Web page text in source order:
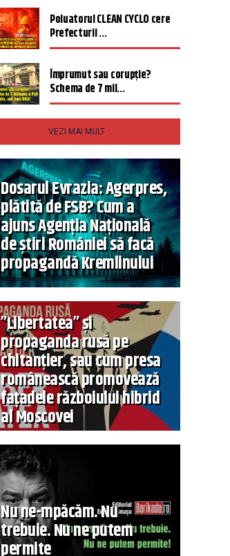
Poluatorul CLEAN CYCLO cere
Prefecturii ...
Împrumut sau corupție?
Schema de 7 mil...
VEZI MAI MULT
Dosarul Evrazia: Agerpres,
plătită de FSB? Cum a
ajuns Agenția Națională
de știri României să facă
propagandă Kremlinului
”Libertatea” și
propaganda rusă pe
chitanțier, sau cum presa
românească promovează
fațadele războiului hibrid
al Moscovei
Nu ne-mpăcăm. Nu
trebuie. Nu ne putem
permite